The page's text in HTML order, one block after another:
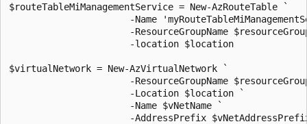
$routeTableMiManagementService = New-AzRouteTable `
-Name
-ResourceGroupName
-location $location
$virtualNetwork = New-AzVirtualNetwork `
-ResourceGroupName
-Location $location `
-Name $vNetName `
-AddressPrefix